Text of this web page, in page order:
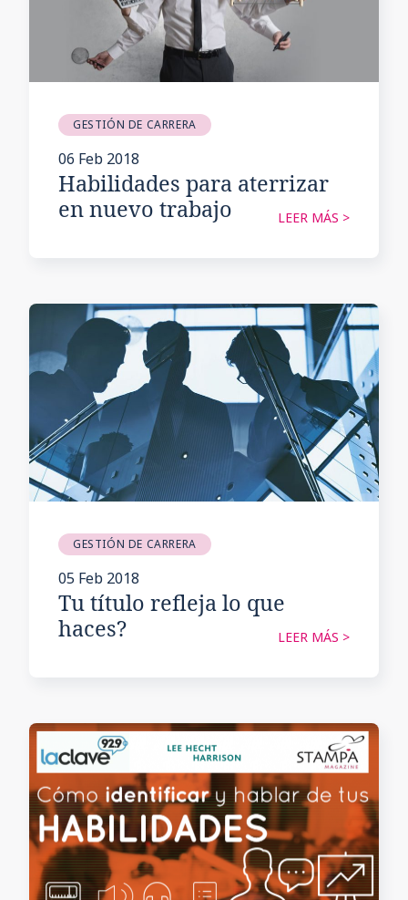
GESTIÓN DE CARRERA
06 Feb 2018
Habilidades para aterrizar
en nuevo trabajo
LEER MÁS >
GESTIÓN DE CARRERA
05 Feb 2018
Tu título refleja lo que
haces?
LEER MÁS >